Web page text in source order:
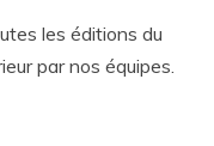
les éditions du
par nos équipes.